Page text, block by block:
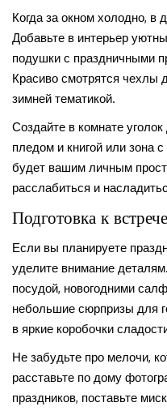
Когда за окном холодно, в
Добавьте в интерьер
подушки с праздничными
Красиво смотрятся чехлы
зимней тематикой.
Создайте в комнате
пледом и книгой или зона
будет вашим личным
расслабиться и
Подготовка к
Если вы планируете
уделите внимание
посудой, новогодними
небольшие сюрпризы для
в яркие коробочки
Не забудьте про мелочи,
расставьте по дому
праздников, поставьте